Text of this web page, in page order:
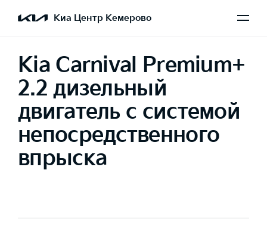
Киа Центр Кемерово
Kia Carnival Premium+
2.2 дизельный
двигатель с системой
непосредственного
впрыска